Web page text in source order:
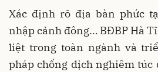
Xác định rõ địa bàn phức
nhập cảnh đông… BĐBP Hà
liệt trong toàn ngành và
pháp chống dịch nghiêm túc